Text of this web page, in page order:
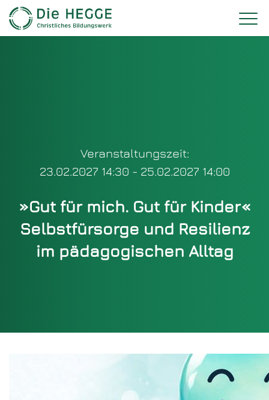
Veranstaltungszeit:
23.02.2027 14:30 - 25.02.2027 14:00
»Gut für mich. Gut für Kinder«
Selbstfürsorge und Resilienz
im pädagogischen Alltag